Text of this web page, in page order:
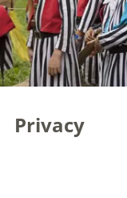
Privacy